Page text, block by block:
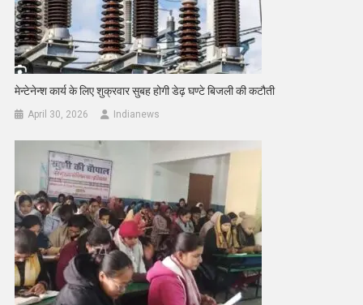
मेन्टेनेन्श कार्य के लिए शुक्रवार सुबह होगी डेढ़ घण्टे बिजली की कटौती
April 30, 2026 Indianews